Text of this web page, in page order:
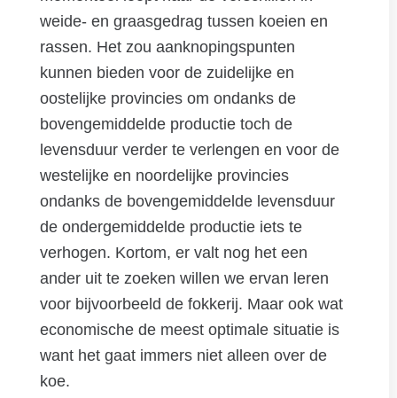
weide- en graasgedrag tussen koeien en
rassen. Het zou aanknopingspunten
kunnen bieden voor de zuidelijke en
oostelijke provincies om ondanks de
bovengemiddelde productie toch de
levensduur verder te verlengen en voor de
westelijke en noordelijke provincies
ondanks de bovengemiddelde levensduur
de ondergemiddelde productie iets te
verhogen. Kortom, er valt nog het een
ander uit te zoeken willen we ervan leren
voor bijvoorbeeld de fokkerij. Maar ook wat
economische de meest optimale situatie is
want het gaat immers niet alleen over de
koe.